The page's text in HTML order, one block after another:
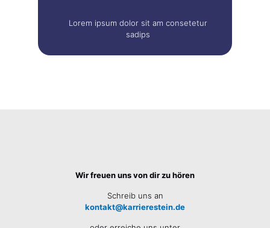
Lorem ipsum dolor sit am consetetur
sadips
Wir freuen uns von dir zu hören
Schreib uns an
kontakt@karrierestein.de